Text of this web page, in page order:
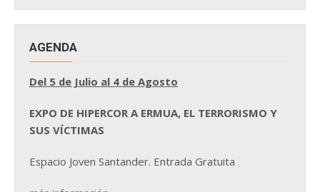
AGENDA
Del 5 de Julio al 4 de Agosto
EXPO DE HIPERCOR A ERMUA, EL TERRORISMO Y
SUS VÍCTIMAS
Espacio Joven Santander. Entrada Gratuita